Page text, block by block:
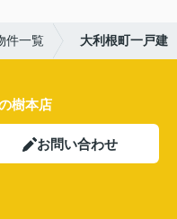
件一覧 大利根町一戸建
樹本店
お問い合わせ